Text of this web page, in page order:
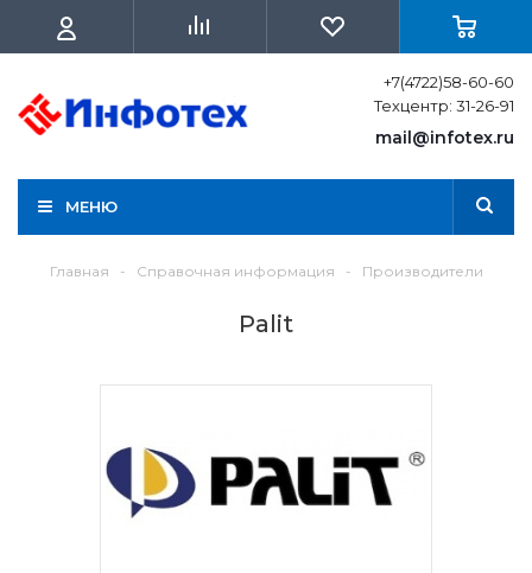
+7(4722)58-60-60
Техцентр: 31-26-91
mail@infotex.ru
МЕНЮ
Главная - Справочная информация - Производители
Palit